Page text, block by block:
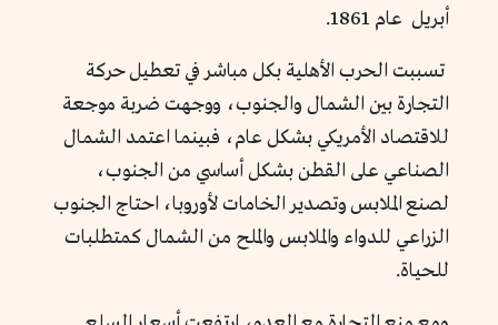
أبريل عام 1861.
تسببت الحرب الأهلية بكل مباشر في تعطيل حركة
التجارة بين الشمال والجنوب، ووجهت ضربة موجعة
للاقتصاد الأمريكي بشكل عام، فبينما اعتمد الشمال
الصناعي على القطن بشكل أساسي من الجنوب،
لصنع الملابس وتصدير الخامات لأوروبا، احتاج الجنوب
الزراعي للدواء والملابس والملح من الشمال كمتطلبات
للحياة.